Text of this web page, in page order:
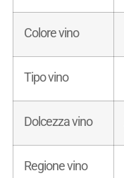
Colore vino
Tipo vino
Dolcezza vino
Regione vino